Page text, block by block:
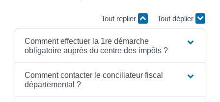
Tout replier Tout déplier
Comment effectuer la 1re démarche
obligatoire auprès du centre des impôts ?
Comment contacter le conciliateur fiscal
départemental ?